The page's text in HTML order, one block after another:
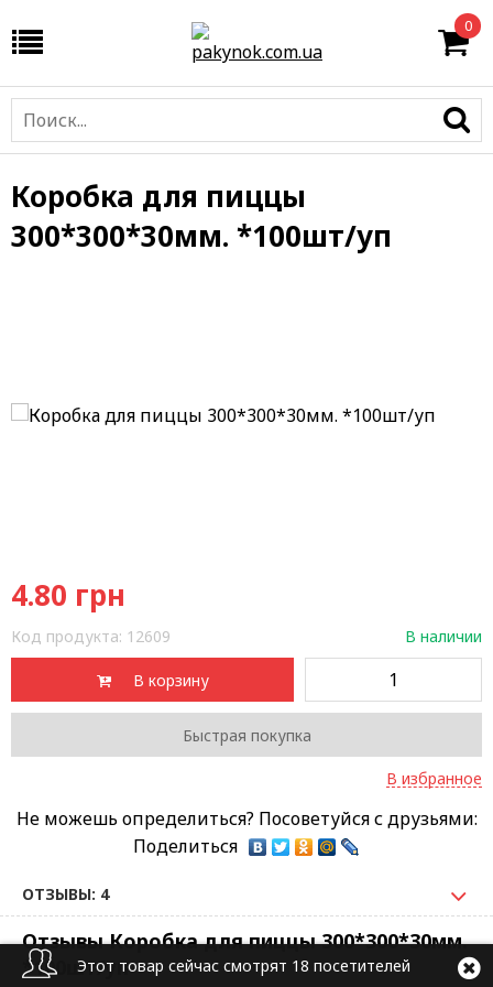
0
Коробка для пиццы
300*300*30мм. *100шт/уп
4.80 грн
Код продукта: 12609 В наличии
В корзину
Быстрая покупка
В избранное
Не можешь определиться? Посоветуйся с друзьями:
Поделиться
ОТЗЫВЫ: 4
Отзывы Коробка для пиццы 300*300*30мм.
*100шт/упЭтот товар сейчас смотрят 18 посетителей